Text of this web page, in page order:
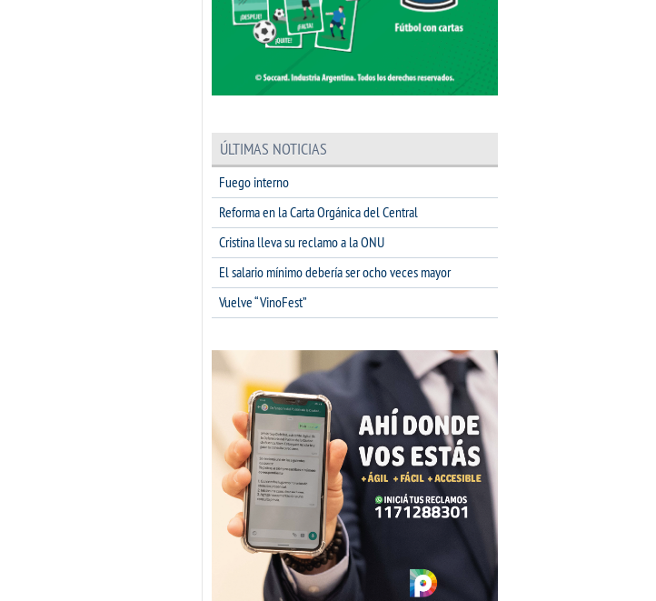
ÚLTIMAS NOTICIAS
Fuego interno
Reforma en la Carta Orgánica del Central
Cristina lleva su reclamo a la ONU
El salario mínimo debería ser ocho veces mayor
Vuelve “VinoFest”